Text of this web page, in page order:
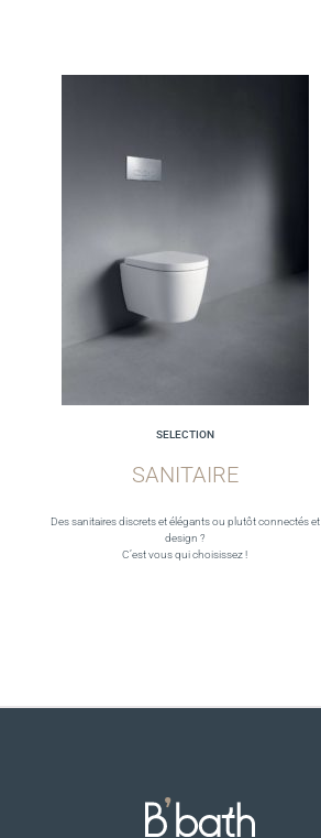
SELECTION
SANITAIRE
Des sanitaires discrets et élégants ou plutôt connectés et
design ?
C’est vous qui choisissez !